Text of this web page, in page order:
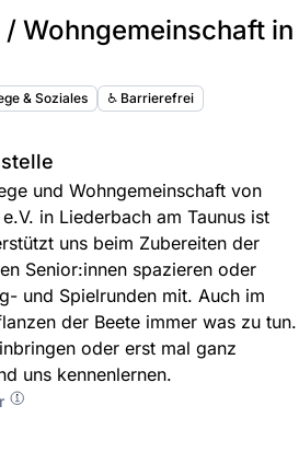
Wohngemeinschaft in
& Soziales ♿️ Barrierefrei
und Wohngemeinschaft von
in Liederbach am Taunus ist
uns beim Zubereiten der
Senior:innen spazieren oder
und Spielrunden mit. Auch im
der Beete immer was zu tun.
oder erst mal ganz
uns kennenlernen.